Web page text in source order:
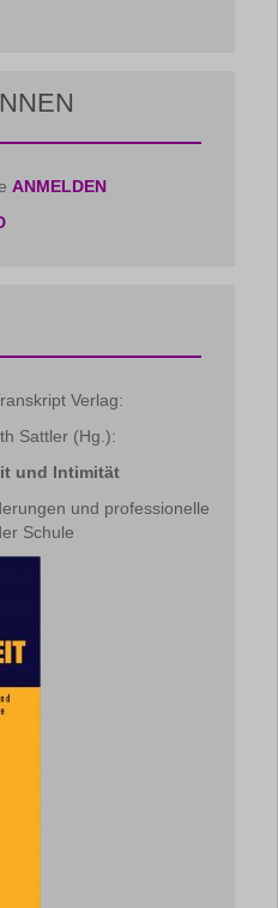
ANMELDEN
Verlag:
Sattler (Hg.):
und Intimität
und professionelle
Schule